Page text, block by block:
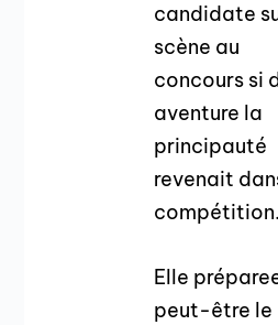
candidate
scène au
concours si
aventure la
principauté
revenait
compétition.
Elle
peut-être le